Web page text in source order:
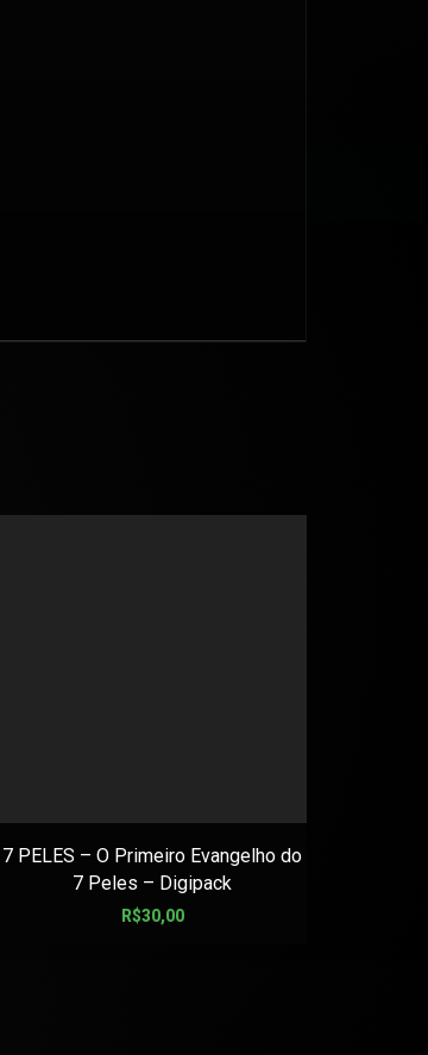
7 PELES – O Primeiro Evangelho do
7 Peles – Digipack
R$30,00